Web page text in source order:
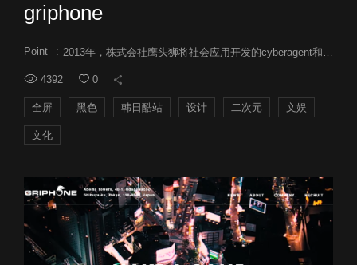
griphone
Point : 2013年，株式会社鹰头狮将社会应用开发的cyberagent和gree的合并成GRIPHONE企业。互联网的普及使其更加展开各种游戏平台为主的加强。其公司跟紧时代的步伐
4392 0
全屏 黑色 韩日酷站 设计 二次元 文娱
文化